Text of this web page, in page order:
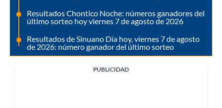
Resultados Chontico Noche: números ganadores del
último sorteo hoy viernes 7 de agosto de 2026
Resultados de Sinuano Día hoy, viernes 7 de agosto
de 2026: número ganador del último sorteo
PUBLICIDAD